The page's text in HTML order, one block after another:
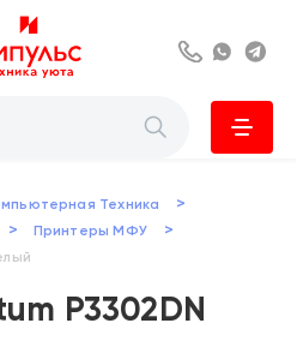
8 800 222 63
Техника >
> Принтеры МФУ >
P3302DN